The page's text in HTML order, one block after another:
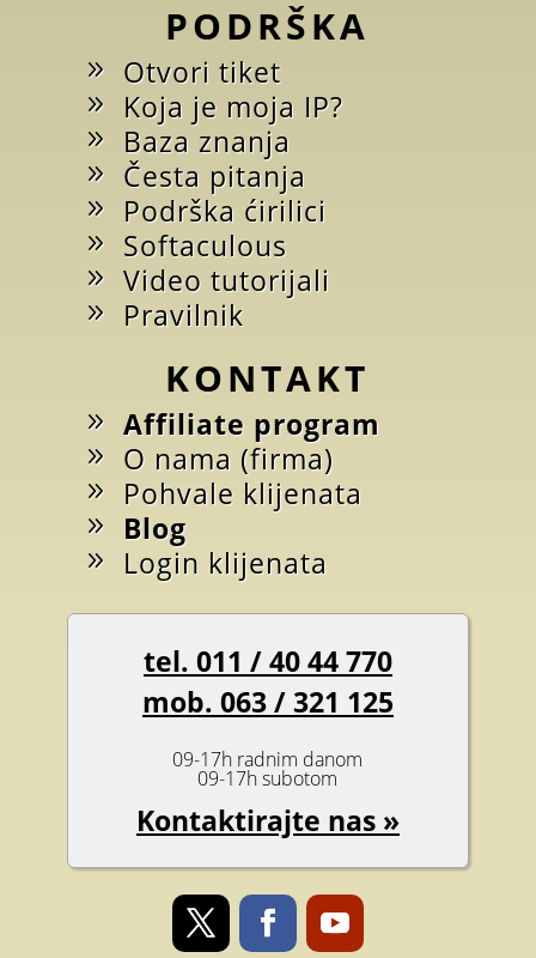
PODRŠKA
Otvori tiket
Koja je moja IP?
Baza znanja
Česta pitanja
Podrška ćirilici
Softaculous
Video tutorijali
Pravilnik
KONTAKT
Affiliate program
O nama (firma)
Pohvale klijenata
Blog
Login klijenata
tel. 011 / 40 44 770
mob. 063 / 321 125
09-17h radnim danom
09-17h subotom
Kontaktirajte nas »